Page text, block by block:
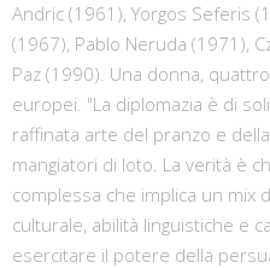
Andric (1961), Yorgos Seferis
(1967), Pablo Neruda (1971),
Paz (1990). Una donna,
europei. "La diplomazia è di
raffinata arte del pranzo e
mangiatori di loto. La verità è
complessa che implica un mix
culturale, abilità linguistiche e
esercitare il potere della